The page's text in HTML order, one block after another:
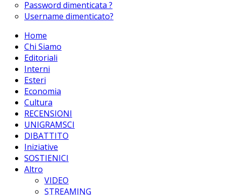
Password dimenticata ?
Username dimenticato?
Home
Chi Siamo
Editoriali
Interni
Esteri
Economia
Cultura
RECENSIONI
UNIGRAMSCI
DIBATTITO
Iniziative
SOSTIENICI
Altro
VIDEO
STREAMING